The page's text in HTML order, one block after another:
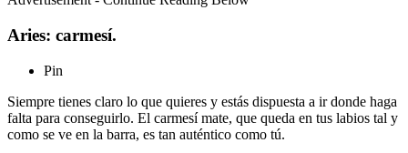
Aries: carmesí.
Pin
Siempre tienes claro lo que quieres y estás dispuesta a ir donde haga
falta para conseguirlo. El carmesí mate, que queda en tus labios tal y
como se ve en la barra, es tan auténtico como tú.